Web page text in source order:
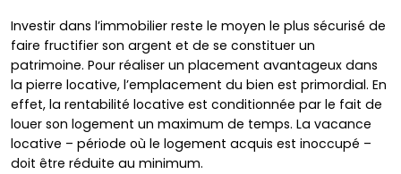
Investir dans l’immobilier reste le moyen le plus sécurisé de
faire fructifier son argent et de se constituer un
patrimoine. Pour réaliser un placement avantageux dans
la pierre locative, l’emplacement du bien est primordial. En
effet, la rentabilité locative est conditionnée par le fait de
louer son logement un maximum de temps. La vacance
locative – période où le logement acquis est inoccupé –
doit être réduite au minimum.